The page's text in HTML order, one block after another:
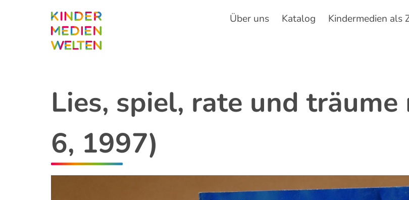
Über uns Katalog Kindermedien als
Lies, spiel, rate und
6, 1997)